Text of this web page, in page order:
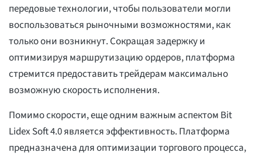
передовые технологии, чтобы пользователи могли
воспользоваться рыночными возможностями, как
только они возникнут. Сокращая задержку и
оптимизируя маршрутизацию ордеров, платформа
стремится предоставить трейдерам максимально
возможную скорость исполнения.
Помимо скорости, еще одним важным аспектом Bit
Lidex Soft 4.0 является эффективность. Платформа
предназначена для оптимизации торгового процесса,